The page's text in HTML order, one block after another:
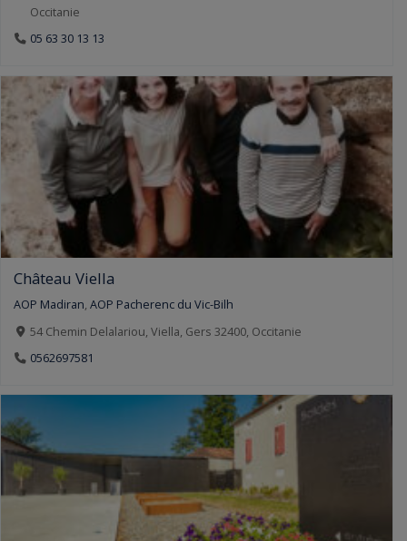
Occitanie
05 63 30 13 13
Château Viella
AOP Madiran, AOP Pacherenc du Vic-Bilh
54 Chemin Delalariou, Viella, Gers 32400, Occitanie
0562697581